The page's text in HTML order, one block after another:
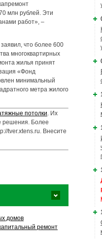
млн рублей. Эти
работ», –
что более 600
многоквартирных
жилья принят
«Фонд
минимальный
метра жилого
потолки. Их
решения. Более
tver.xtens.ru. Внесите
домов
ремонт